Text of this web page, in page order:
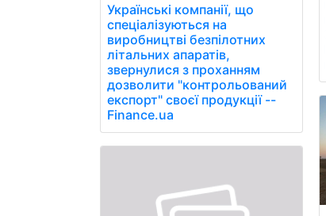
Українські компанії, що
спеціалізуються на
виробництві безпілотних
літальних апаратів,
звернулися з проханням
дозволити "контрольований
експорт" своєї продукції --
Finance.ua